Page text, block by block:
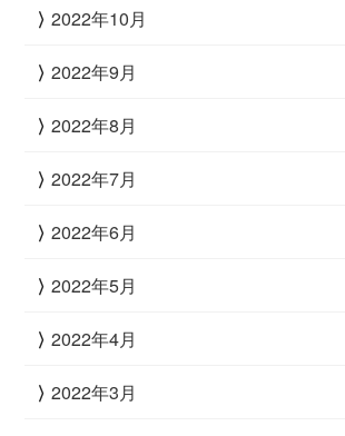
2022年10月
2022年9月
2022年8月
2022年7月
2022年6月
2022年5月
2022年4月
2022年3月